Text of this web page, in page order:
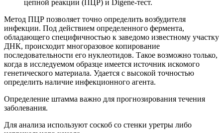
цепной реакции (ПЦР) и Digene-тест.
Метод ПЦР позволяет точно определить возбудителя
инфекции. Под действием определенного фермента,
обладающего специфичностью к заведомо известному участку
ДНК, происходит многоразовое копирование
последовательности его нуклеотидов. Такое возможно только,
когда в исследуемом образце имеется источник искомого
генетического материала. Удается с высокой точностью
определить наличие инфекционного агента.
Определение штамма важно для прогнозирования течения
заболевания.
Для анализа используют соскоб со стенки уретры либо